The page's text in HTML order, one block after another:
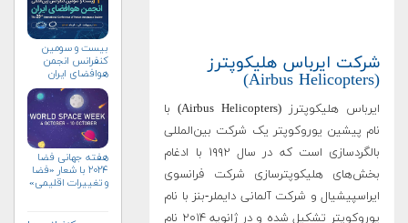
شرکت ایرباس هلیکوپترز
(Airbus Helicopters)
ایرباس هلیکوپترز (Airbus Helicopters) با
نام پیشین یوروکوپتر یک شرکت بین‌المللی
بالگردسازی است که در سال ۱۹۹۲ با ادغام
بخش‌های هلیکوپترسازی شرکت فرانسوی
ایراسپیشیال و شرکت آلمانی دایملر-بنز با نام
یوروکوپتر تشکیل شده و در ژانویه ۲۰۱۴ نام
بیست و سومین
کنفرانس انجمن
هوافضای ايران
هفته جهانی فضا
۲۰۲۴ با شعار «فضا
و تغییرات اقلیمی»